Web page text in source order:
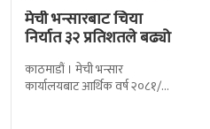
काठमाडौं । मेची भन्सार
कार्यालयबाट आर्थिक वर्ष २०८१/८२
मा चिया निर्यात ३२ दशमलव ५०
प्रतिशतले बढेको छ । कार्यालयको
तथ्याङ्कानुसार